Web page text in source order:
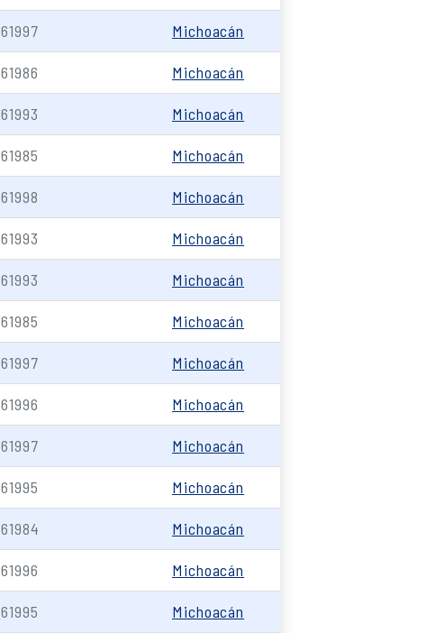
61997 Michoacán
61986 Michoacán
61993 Michoacán
61985 Michoacán
61998 Michoacán
61993 Michoacán
61993 Michoacán
61985 Michoacán
61997 Michoacán
61996 Michoacán
61997 Michoacán
61995 Michoacán
61984 Michoacán
61996 Michoacán
61995 Michoacán